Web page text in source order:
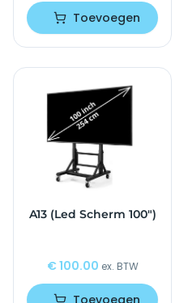
Toevoegen
A13 (Led Scherm 100")
€100.00 ex. BTW
Toevoegen